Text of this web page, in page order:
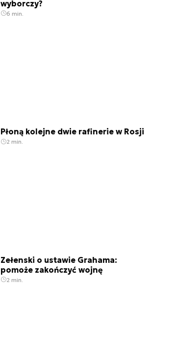
wyborczy?
6 min.
Płoną kolejne dwie rafinerie w Rosji
2 min.
Zełenski o ustawie Grahama:
pomoże zakończyć wojnę
2 min.